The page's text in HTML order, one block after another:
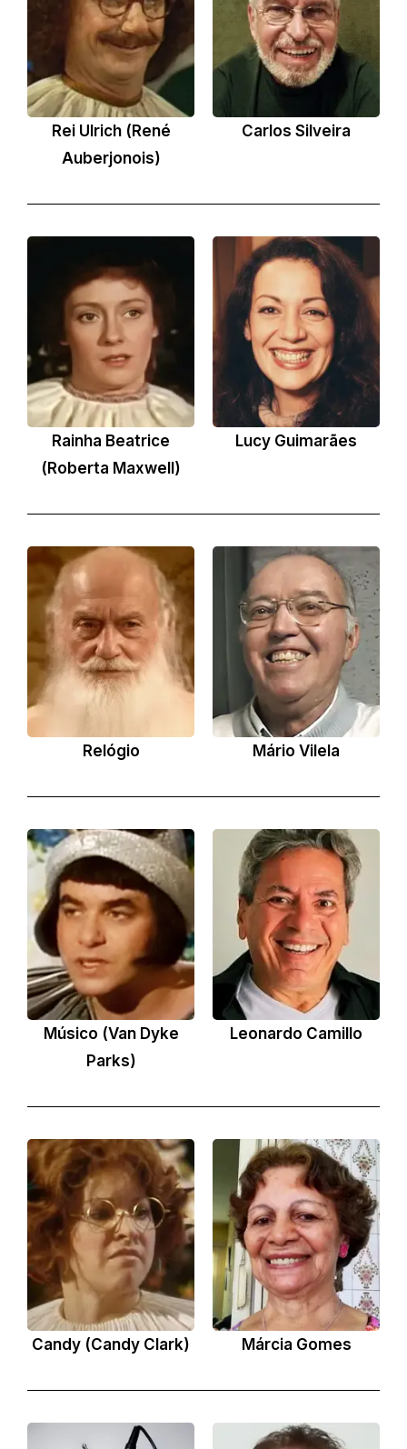
Rei Ulrich (René
Auberjonois)
Carlos Silveira
Rainha Beatrice
(Roberta Maxwell)
Lucy Guimarães
Relógio Mário Vilela
Músico (Van Dyke
Parks)
Leonardo Camillo
Candy (Candy Clark) Márcia Gomes